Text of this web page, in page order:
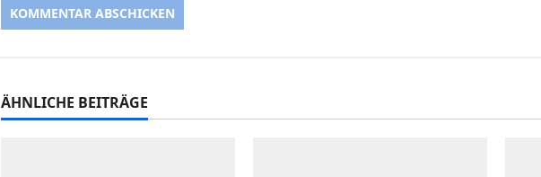
ÄHNLICHE BEITRÄGE